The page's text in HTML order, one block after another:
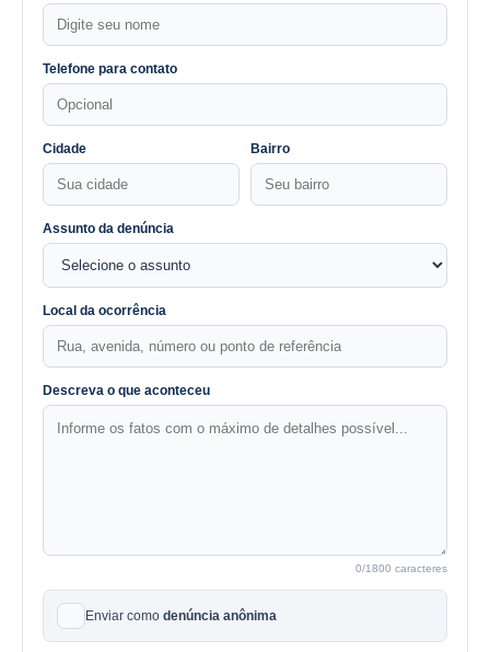
Telefone para contato
Cidade Bairro
Assunto da denúncia
Local da ocorrência
Descreva o que aconteceu
0/1800 caracteres
Enviar como denúncia anônima